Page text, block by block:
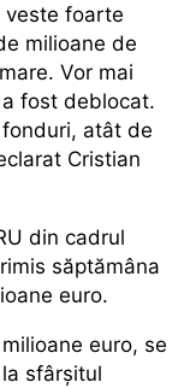
veste foarte
milioane de
Vor mai
fost deblocat.
atât de
Cristian
din cadrul
săptămâna
euro.
euro, se
sfârșitul